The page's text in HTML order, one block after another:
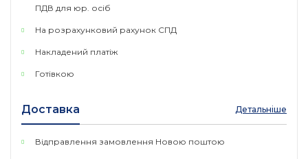
ПДВ для юр. осіб
На розрахунковий рахунок СПД
Накладений платіж
Готівкою
Доставка Детальніше
Відправлення замовлення Новою поштою